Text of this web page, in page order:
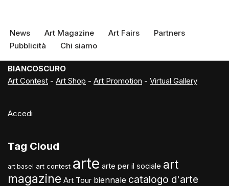
News Art Magazine Art Fairs
Partners
Pubblicità
Chi siamo
BIANCOSCURO
Art Contest - Art Shop - Art Promotion - Virtual Gallery
Accedi
Tag Cloud
art basel art contest arte arte per il sociale art
magazine Art Tour biennale catalogo d'arte